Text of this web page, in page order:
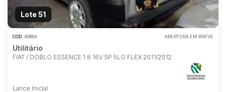
Lote 51
COD. 40664 ABERTURA EM BREVE
Utilitário
FIAT / DOBLO ESSENCE 1.8 16V 5P 5LG FLEX 2011/2012
Lance Inicial